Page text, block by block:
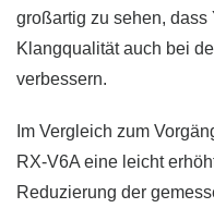
großartig zu sehen, dass
Klangqualität auch bei
verbessern.
Im Vergleich zum
RX-V6A eine leicht
Reduzierung der